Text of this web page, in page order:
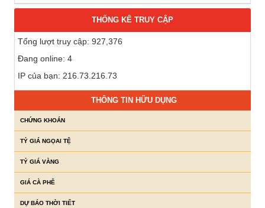
THỐNG KÊ TRUY CẬP
Tổng lượt truy cập: 927,376
Đang online: 4
IP của bạn: 216.73.216.73
THÔNG TIN HỮU DỤNG
CHỨNG KHOÁN
TỶ GIÁ NGỌAI TỆ
TỶ GIÁ VÀNG
GIÁ CÀ PHÊ
DỰ BÁO THỜI TIẾT